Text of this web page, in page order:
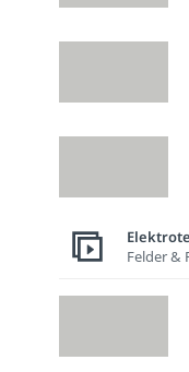
Felder &